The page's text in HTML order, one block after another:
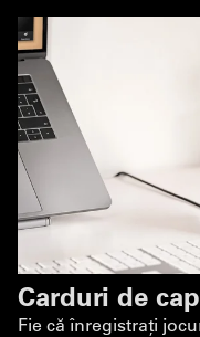
Carduri de
Fie că înregistrați